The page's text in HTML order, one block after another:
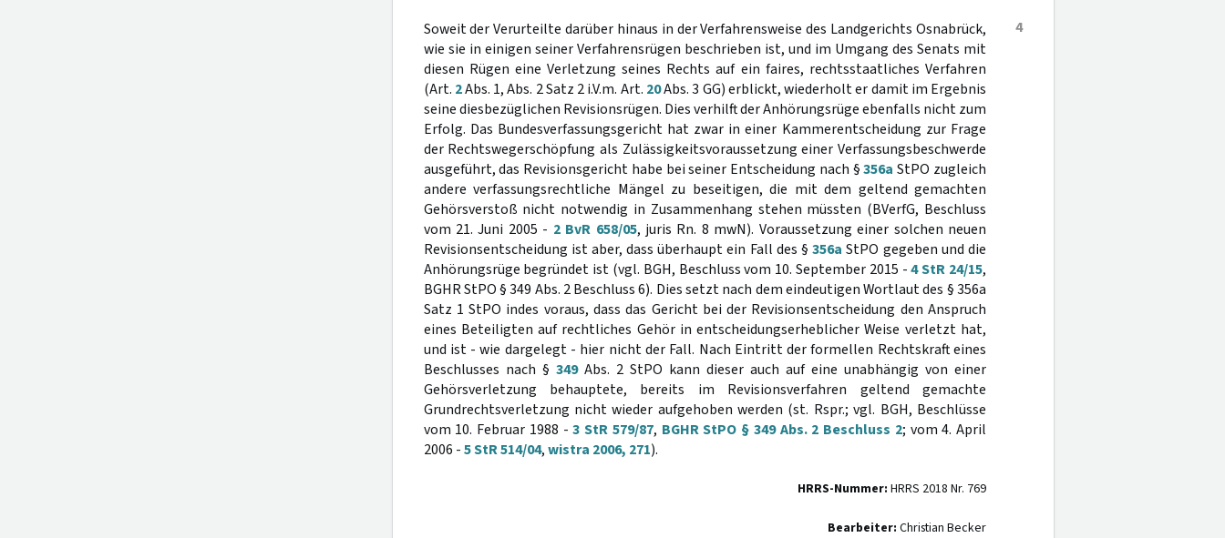
4
Soweit der Verurteilte darüber hinaus in der Verfahrensweise des Landgerichts Osnabrück,
wie sie in einigen seiner Verfahrensrügen beschrieben ist, und im Umgang des Senats mit
diesen Rügen eine Verletzung seines Rechts auf ein faires, rechtsstaatliches Verfahren
(Art. 2Abs. 1, Abs. 2 Satz 2 i.V.m. Art. 20Abs. 3 GG) erblickt, wiederholt er damit im Ergebnis
seine diesbezüglichen Revisionsrügen. Dies verhilft der Anhörungsrüge ebenfalls nicht zum
Erfolg. Das Bundesverfassungsgericht hat zwar in einer Kammerentscheidung zur Frage
der Rechtswegerschöpfung als Zulässigkeitsvoraussetzung einer Verfassungsbeschwerde
ausgeführt, das Revisionsgericht habe bei seiner Entscheidung nach §356a StPO zugleich
andere verfassungsrechtliche Mängel zu beseitigen, die mit dem geltend gemachten
Gehörsverstoß nicht notwendig in Zusammenhang stehen müssten (BVerfG, Beschluss
vom 21. Juni 2005 - 2 BvR 658/05, juris Rn. 8 mwN). Voraussetzung einer solchen neuen
Revisionsentscheidung ist aber, dass überhaupt ein Fall des §356a StPO gegeben und die
Anhörungsrüge begründet ist (vgl. BGH, Beschluss vom 10. September 2015 -4 StR 24/15,
BGHR StPO § 349 Abs. 2 Beschluss 6). Dies setzt nach dem eindeutigen Wortlaut des § 356a
Satz 1 StPO indes voraus, dass das Gericht bei der Revisionsentscheidung den Anspruch
eines Beteiligten auf rechtliches Gehör in entscheidungserheblicher Weise verletzt hat,
und ist - wie dargelegt - hier nicht der Fall. Nach Eintritt der formellen Rechtskraft eines
Beschlusses nach § 349Abs. 2 StPO kann dieser auch auf eine unabhängig von einer
Gehörsverletzung behauptete, bereits im Revisionsverfahren geltend gemachte
Grundrechtsverletzung nicht wieder aufgehoben werden (st. Rspr.; vgl. BGH, Beschlüsse
vom 10. Februar 1988 -3 StR 579/87, BGHR StPO § 349 Abs. 2 Beschluss 2; vom 4. April
2006 -5 StR 514/04,wistra 2006, 271).
HRRS-Nummer: HRRS 2018 Nr. 769
Bearbeiter: Christian Becker